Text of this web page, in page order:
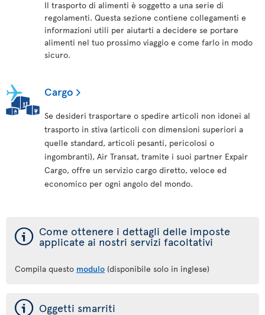
Il trasporto di alimenti è soggetto a una serie di
regolamenti. Questa sezione contiene collegamenti e
informazioni utili per aiutarti a decidere se portare
alimenti nel tuo prossimo viaggio e come farlo in modo
sicuro.
Cargo
Se desideri trasportare o spedire articoli non idonei al
trasporto in stiva (articoli con dimensioni superiori a
quelle standard, articoli pesanti, pericolosi o
ingombranti), Air Transat, tramite i suoi partner Expair
Cargo, offre un servizio cargo diretto, veloce ed
economico per ogni angolo del mondo.
ý Come ottenere i dettagli delle imposte
applicate ai nostri servizi facoltativi
Compila questo modulo (disponibile solo in inglese)
ý Oggetti smarriti